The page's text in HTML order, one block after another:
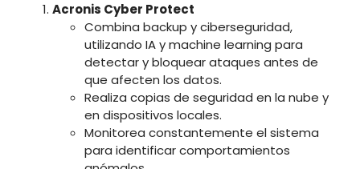
Acronis Cyber Protect
Combina backup y ciberseguridad,
utilizando IA y machine learning para
detectar y bloquear ataques antes de
que afecten los datos.
Realiza copias de seguridad en la nube y
en dispositivos locales.
Monitorea constantemente el sistema
para identificar comportamientos